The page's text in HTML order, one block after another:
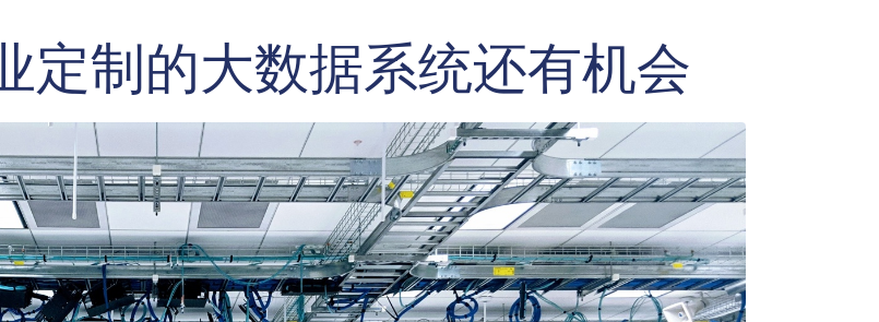
定制的大数据系统还有机会